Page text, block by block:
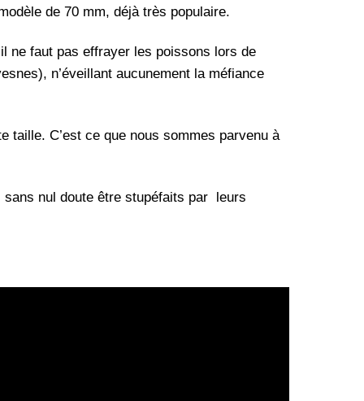
de 70 mm, déjà très populaire.
ne faut pas effrayer les poissons lors de
n’éveillant aucunement la méfiance
taille. C’est ce que nous sommes parvenu à
nul doute être stupéfaits par leurs